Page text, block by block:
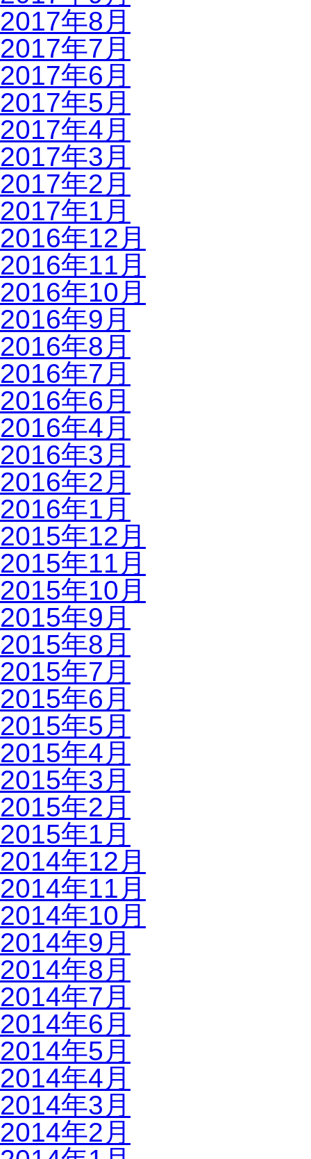
2017年8月
2017年7月
2017年6月
2017年5月
2017年4月
2017年3月
2017年2月
2017年1月
2016年12月
2016年11月
2016年10月
2016年9月
2016年8月
2016年7月
2016年6月
2016年4月
2016年3月
2016年2月
2016年1月
2015年12月
2015年11月
2015年10月
2015年9月
2015年8月
2015年7月
2015年6月
2015年5月
2015年4月
2015年3月
2015年2月
2015年1月
2014年12月
2014年11月
2014年10月
2014年9月
2014年8月
2014年7月
2014年6月
2014年5月
2014年4月
2014年3月
2014年2月